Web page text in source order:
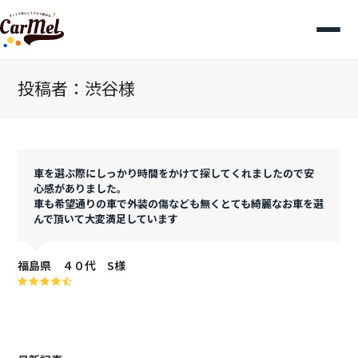
投稿者：渋谷様
車を選ぶ際にしっかり時間をかけて探してくれましたので安
心感がありました。
車も希望通りの車で外装の傷なども無くとても綺麗なお車を選
んで頂いて大変満足しています
福島県 ４０代 S様